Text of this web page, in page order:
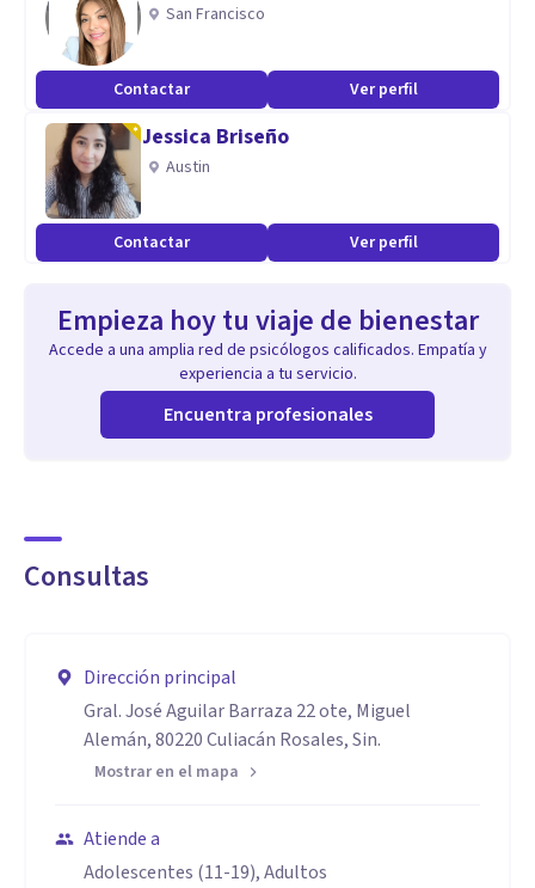
San Francisco
Contactar Ver perfil
Jessica Briseño
Austin
Contactar Ver perfil
Empieza hoy tu viaje de bienestar
Accede a una amplia red de psicólogos calificados. Empatía y
experiencia a tu servicio.
Encuentra profesionales
Consultas
Dirección principal
Gral. José Aguilar Barraza 22 ote, Miguel
Alemán, 80220 Culiacán Rosales, Sin.
Mostrar en el mapa
Atiende a
Adolescentes (11-19), Adultos